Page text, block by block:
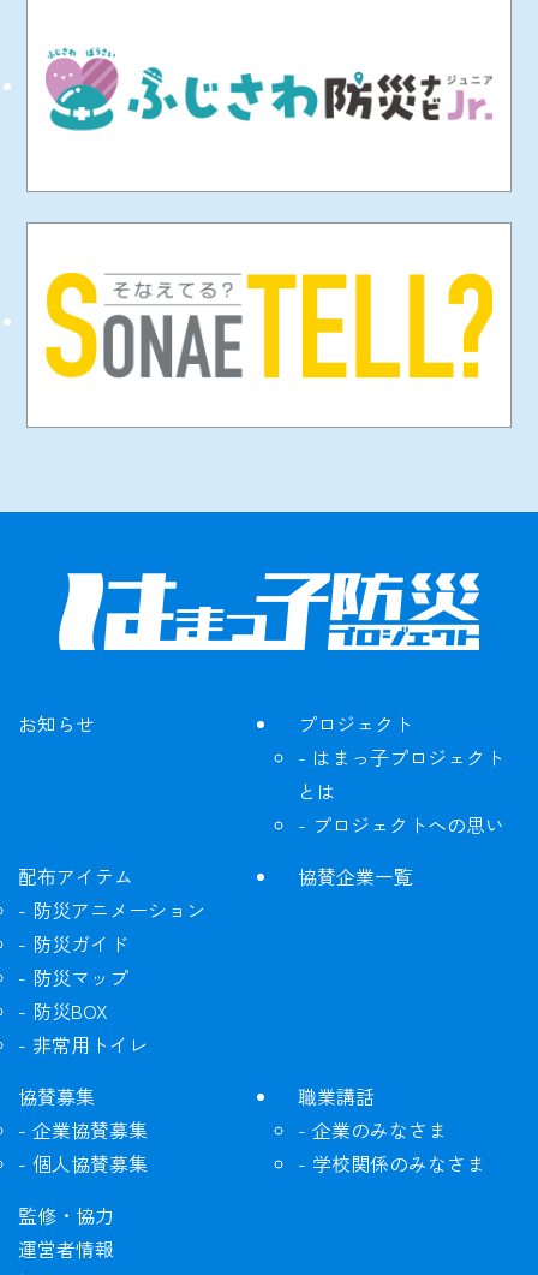
お知らせ
プロジェクト
はまっ子プロジェクト
とは
プロジェクトへの思い
配布アイテム
防災アニメーション
防災ガイド
防災マップ
防災BOX
非常用トイレ
協賛企業一覧
協賛募集
企業協賛募集
個人協賛募集
職業講話
企業のみなさま
学校関係のみなさま
監修・協力
運営者情報